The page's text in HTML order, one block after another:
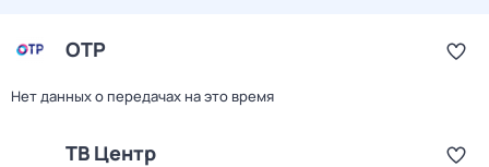
ОТР
Нет данных о передачах на это время
ТВ Центр